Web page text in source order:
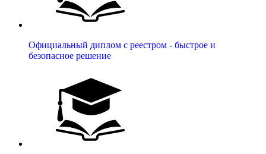
Официальный диплом с реестром - быстрое и
безопасное решение